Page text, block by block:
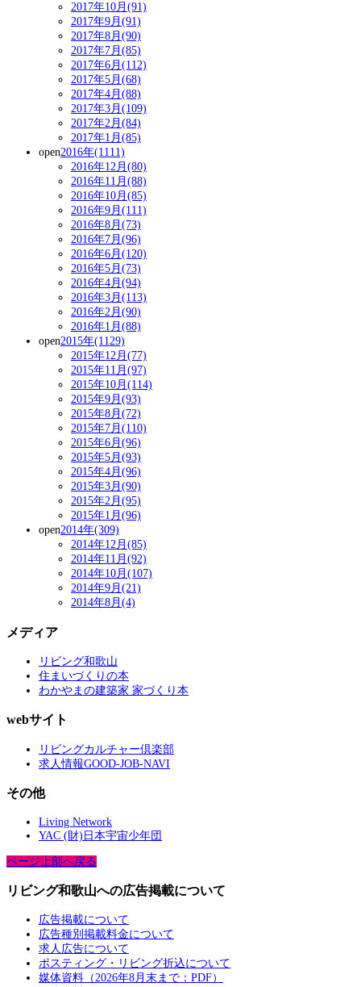
2017年10月(91)
2017年9月(91)
2017年8月(90)
2017年7月(85)
2017年6月(112)
2017年5月(68)
2017年4月(88)
2017年3月(109)
2017年2月(84)
2017年1月(85)
open2016年(1111)
2016年12月(80)
2016年11月(88)
2016年10月(85)
2016年9月(111)
2016年8月(73)
2016年7月(96)
2016年6月(120)
2016年5月(73)
2016年4月(94)
2016年3月(113)
2016年2月(90)
2016年1月(88)
open2015年(1129)
2015年12月(77)
2015年11月(97)
2015年10月(114)
2015年9月(93)
2015年8月(72)
2015年7月(110)
2015年6月(96)
2015年5月(93)
2015年4月(96)
2015年3月(90)
2015年2月(95)
2015年1月(96)
open2014年(309)
2014年12月(85)
2014年11月(92)
2014年10月(107)
2014年9月(21)
2014年8月(4)
メディア
リビング和歌山
住まいづくりの本
わかやまの建築家 家づくり本
webサイト
リビングカルチャー倶楽部
求人情報GOOD-JOB-NAVI
その他
Living Network
YAC (財)日本宇宙少年団
ページ上部へ戻る
リビング和歌山への広告掲載について
広告掲載について
広告種別掲載料金について
求人広告について
ポスティング・リビング折込について
媒体資料（2026年8月末まで：PDF）